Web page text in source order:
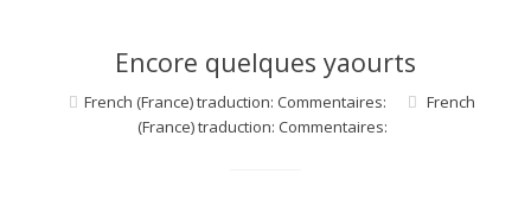
Encore quelques yaourts
French (France) traduction: Commentaires:
French
(France) traduction: Commentaires: